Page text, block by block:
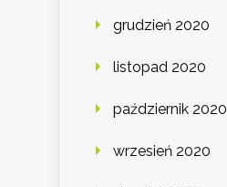
grudzień 2020
listopad 2020
październik 2020
wrzesień 2020